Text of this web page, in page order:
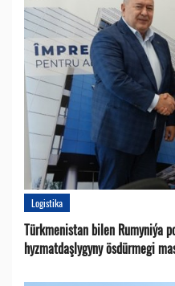
Logistika
Türkmenistan bilen Rumyniýa
hyzmatdaşlygyny ösdürmegi